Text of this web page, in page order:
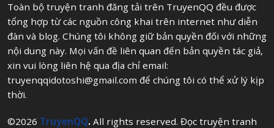
Toàn bộ truyện tranh đăng tải trên TruyenQQ đều được
tổng hợp từ các nguồn công khai trên internet như diễn
đàn và blog. Chúng tôi không giữ bản quyền đối với những
nội dung này. Mọi vấn đề liên quan đến bản quyền tác giả,
xin vui lòng liên hệ qua địa chỉ email:
truyenqqidotoshi@gmail.com để chúng tôi có thể xử lý kịp
thời.
©2026 TruyenQQ. All rights reserved. Đọc truyện tranh